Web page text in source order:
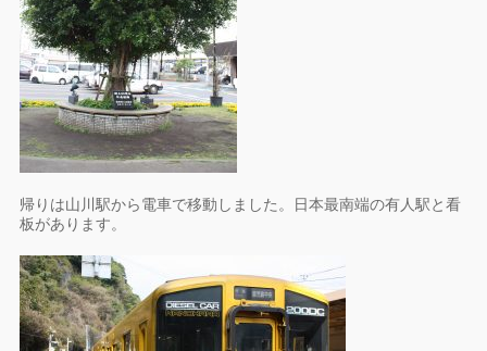
帰りは山川駅から電車で移動しました。日本最南端の有人駅と看
板があります。